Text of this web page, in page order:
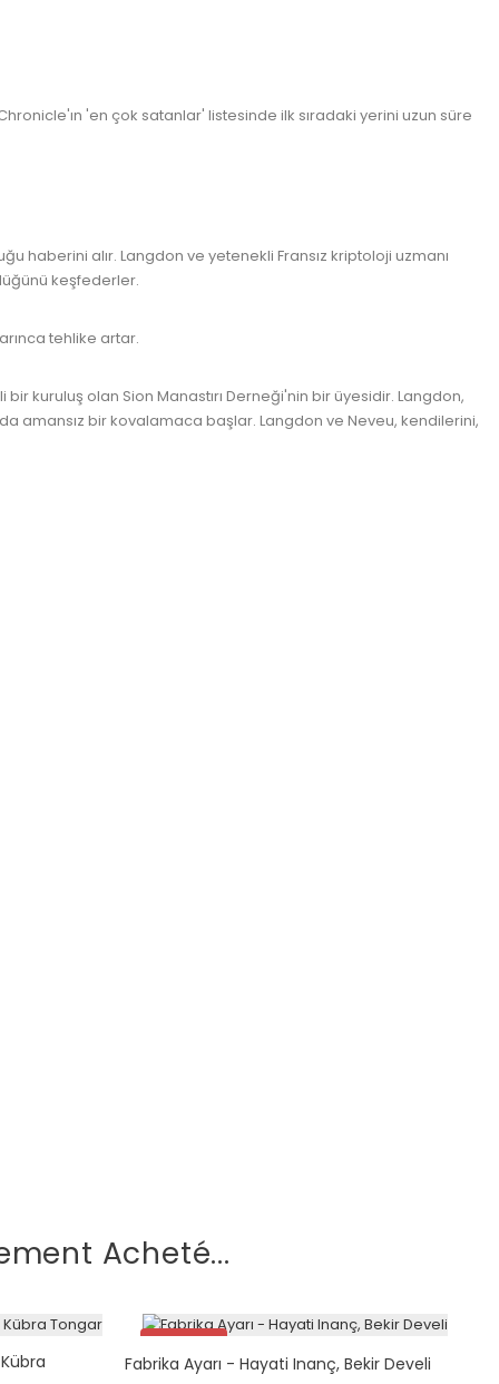
'en çok satanlar' listesinde ilk sıradaki yerini uzun süre
haberini alır. Langdon ve yetenekli Fransız kriptoloji uzmanı
keşfederler.
tehlike artar.
kuruluş olan Sion Manastırı Derneği'nin bir üyesidir. Langdon,
amansız bir kovalamaca başlar. Langdon ve Neveu, kendilerini,
Acheté...
Promo !
Fabrika Ayarı - Hayati Inanç, Bekir Develi